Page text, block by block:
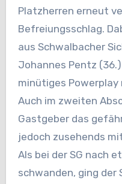
Platzherren erneut
Befreiungsschlag.
aus Schwalbacher
Johannes Pentz
minütiges Powerplay
Auch im zweiten
Gastgeber das
jedoch zusehends
Als bei der SG nach
schwanden, ging der